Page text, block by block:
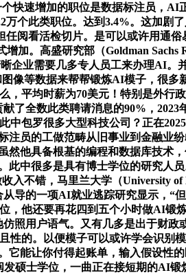
快速增加的职位是数据标注员，
个此类职位。达到3.4%。这加剧
阅看活检切片。是可以或许用通
加。高盛研究部（Goldman Sachs
业需要几多专人员工来办理AI。
像等数据来帮帮锻炼AI模子，很多
平均时薪为70美元！特别是外行
全数此类聘请消息的90%，2023
包罗很多大型科技公司？正在
员的工做范畴从旧事业到金融业
他具备根基的编程和数据库技术
中很多是具有博士学位的研究人
不错，马里兰大学（University
导的一项AI就业逃踪研究显示，“
，他还要再花四到五个小时做AI锻
照用户语气。又有几多是出于财
的。以便模子可以或许学会识别
能让你付得起账单，输入假设性
硕士学位，一曲正在接短期的AI